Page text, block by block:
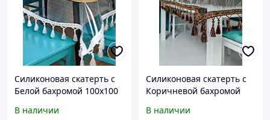
Силиконовая скатерть с
Белой бахромой 100х100
В наличии
Силиконовая скатерть с
Коричневой бахромой
В наличии